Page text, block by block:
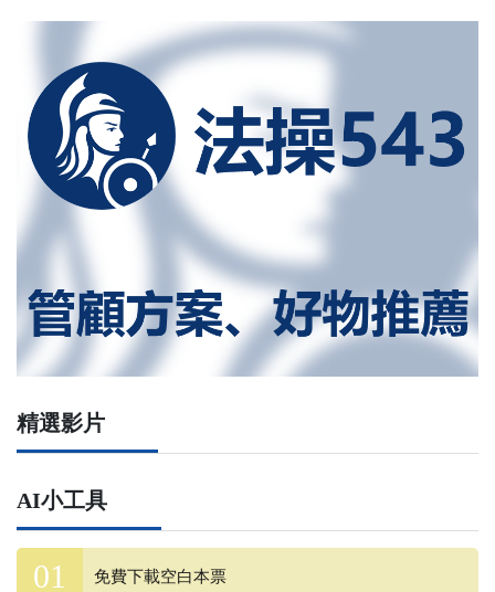
精選影片
AI小工具
免費下載空白本票